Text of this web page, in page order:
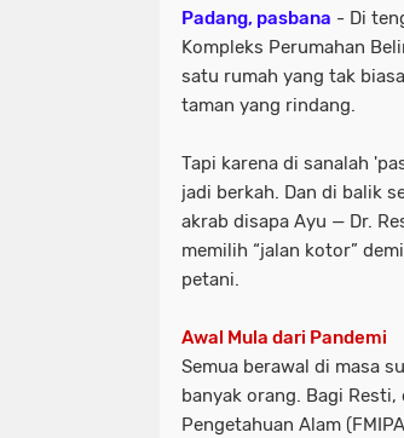
Padang, pasbana - Di
Kompleks Perumahan
satu rumah yang tak
taman yang rindang.
Tapi karena di sanalah
jadi berkah. Dan di balik
akrab disapa Ayu — Dr.
memilih “jalan kotor”
petani.
Awal Mula dari Pandemi
Semua berawal di masa
banyak orang. Bagi
Pengetahuan Alam